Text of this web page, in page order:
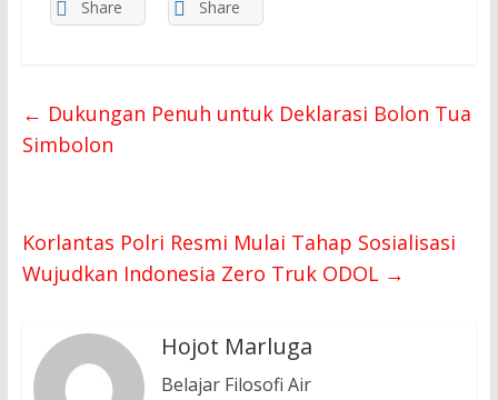
Share Share
← Dukungan Penuh untuk Deklarasi Bolon Tua
Simbolon
Korlantas Polri Resmi Mulai Tahap Sosialisasi
Wujudkan Indonesia Zero Truk ODOL →
Hojot Marluga
Belajar Filosofi Air